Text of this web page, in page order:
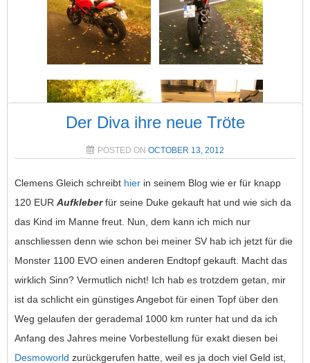
Der Diva ihre neue Tröte
POSTED ON OCTOBER 13, 2012
Clemens Gleich schreibt hier in seinem Blog wie er für knapp
120 EUR Aufkleberfür seine Duke gekauft hat und wie sich da
das Kind im Manne freut. Nun, dem kann ich mich nur
anschliessen denn wie schon bei meiner SV hab ich jetzt für die
Monster 1100 EVO einen anderen Endtopf gekauft. Macht das
wirklich Sinn? Vermutlich nicht! Ich hab es trotzdem getan, mir
ist da schlicht ein günstiges Angebot für einen Topf über den
Weg gelaufen der gerademal 1000 km runter hat und da ich
Anfang des Jahres meine Vorbestellung für exakt diesen bei
Desmoworld zurückgerufen hatte, weil es ja doch viel Geld ist,